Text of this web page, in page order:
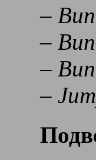
–
–
–
–